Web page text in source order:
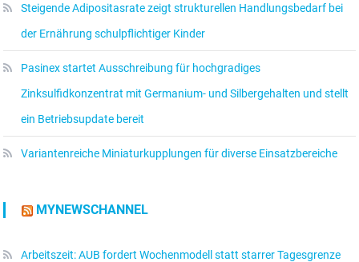
Steigende Adipositasrate zeigt strukturellen Handlungsbedarf bei
der Ernährung schulpflichtiger Kinder
Pasinex startet Ausschreibung für hochgradiges
Zinksulfidkonzentrat mit Germanium- und Silbergehalten und stellt
ein Betriebsupdate bereit
Variantenreiche Miniaturkupplungen für diverse Einsatzbereiche
MYNEWSCHANNEL
Arbeitszeit: AUB fordert Wochenmodell statt starrer Tagesgrenze